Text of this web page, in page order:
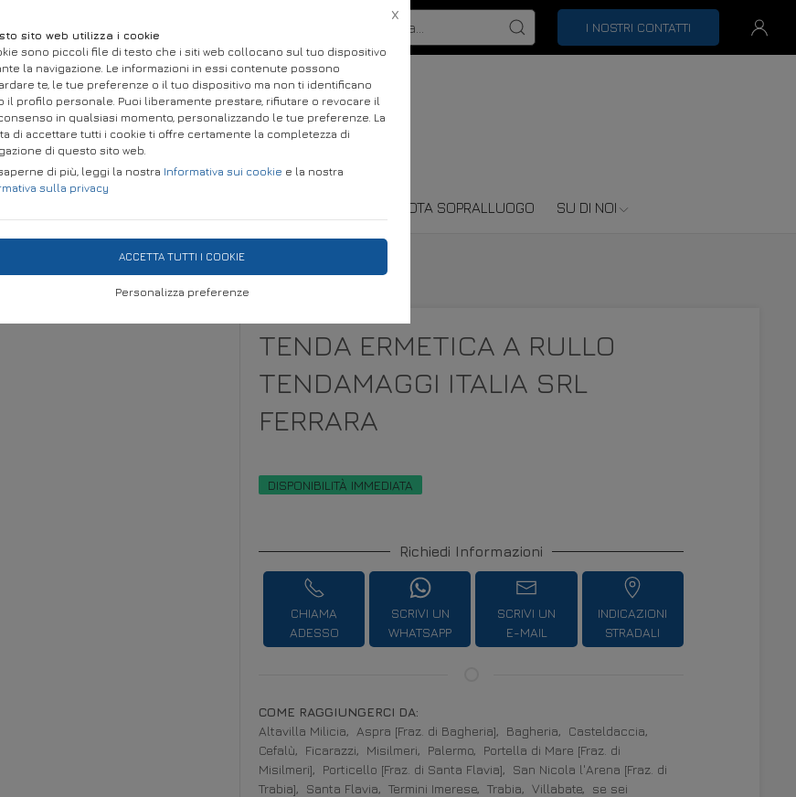
sito web utilizza i cookie
sono piccoli file di testo che i siti web collocano sul tuo dispositivo
la navigazione. Le informazioni in essi contenute possono
te, le tue preferenze o il tuo dispositivo ma non ti identificano
il profilo personale. Puoi liberamente prestare, rifiutare o revocare il
in qualsiasi momento, personalizzando le tue preferenze. La
di accettare tutti i cookie ti offre certamente la completezza di
di questo sito web.
di più, leggi la nostra Informativa sui cookie e la nostra
sulla privacy
ACCETTA TUTTI I COOKIE
Personalizza preferenze
X
I NOSTRI CONTATTI
PRENOTA SOPRALLUOGO SU DI NOI
TENDA ERMETICA A RULLO
TENDAMAGGI ITALIA SRL
FERRARA
DISPONIBILITÀ IMMEDIATA
Richiedi Informazioni
CHIAMA
ADESSO
SCRIVI UN
WHATSAPP
SCRIVI UN
E-MAIL
INDICAZIONI
STRADALI
COME RAGGIUNGERCI DA:
Altavilla Milicia, Aspra [Fraz. di Bagheria], Bagheria, Casteldaccia,
Cefalù, Ficarazzi, Misilmeri, Palermo, Portella di Mare [Fraz. di
Misilmeri], Porticello [Fraz. di Santa Flavia], San Nicola l'Arena [Fraz. di
Trabia], Santa Flavia, Termini Imerese, Trabia, Villabate, se sei